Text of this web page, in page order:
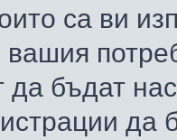
са ви
вашия
бъдат
да